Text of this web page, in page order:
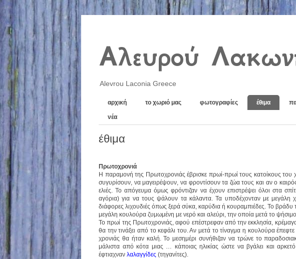
Αλευρού
Alevrou Laconia Greece
αρχική το χωριό μας φωτογραφίες έθιμα
νέα
έθιμα
Πρωτοχρονιά
Η παραμονή της Πρωτοχρονιάς έβρισκε πρωί-πρωί τους κατοίκους του
συγυρίσουν, να μαγειρέψουν, να φροντίσουν τα ζώα τους και αν ο
ελιές. Το απόγευμα όμως φρόντιζαν να έχουν επιστρέψει όλοι στα
αγόρια) για να τους ψάλουν τα κάλαντα. Τα υποδέχονταν με
διάφορες λιχουδιές όπως ξερά σύκα, καρύδια ή κουραμπιέδες. Το
μεγάλη κουλούρα ζυμωμένη με νερό και αλεύρι, την οποία μετά το
Το πρωί της Πρωτοχρονιάς, αφού επέστρεφαν από την εκκλησία,
θα την τινάξει από το κεφάλι του. Αν μετά το τίναγμα η κουλούρα
χρονιάς θα ήταν καλή. Το μεσημέρι συνήθιζαν να τρώνε το
μάλιστα από κότα μιας … κάποιας ηλικίας ώστε να βγάλει και
έφτιαχναν λαλαγγίδες (τηγανίτες).